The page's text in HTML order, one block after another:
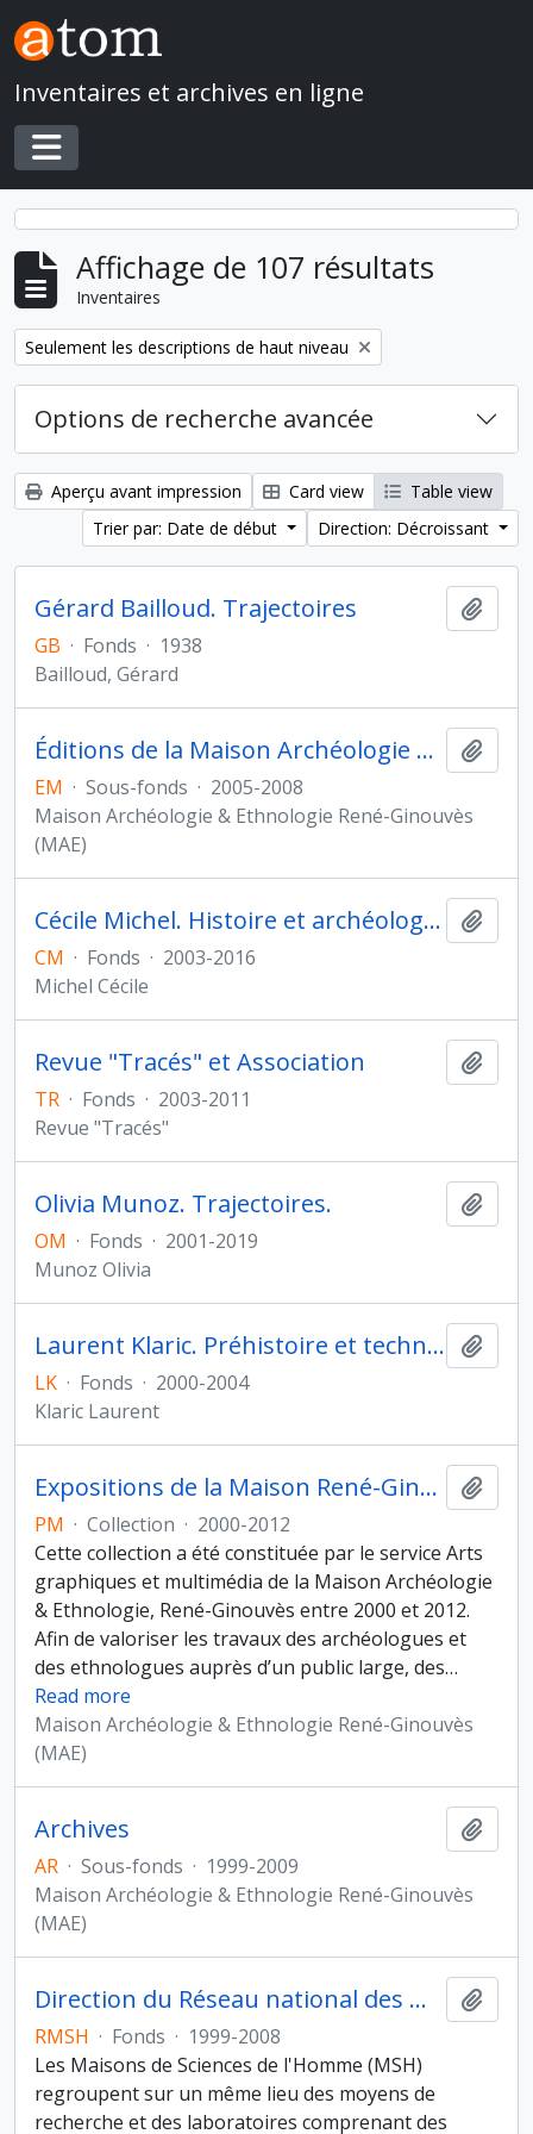
Skip to main content
Inventaires et archives en ligne
Toggle navigation
Affichage de 107 résultats
Inventaires
Remove filter:
Seulement les descriptions de haut niveau
Options de recherche avancée
Aperçu avant impression Card view
Table view
Trier par: Date de début
Direction: Décroissant
Gérard Bailloud. Trajectoires
GB · Fonds · 1938
Bailloud, Gérard
Éditions de la Maison Archéologie et Ethnologie René-Ginouvès
EM · Sous-fonds · 2005-2008
Maison Archéologie & Ethnologie René-Ginouvès
(MAE)
Cécile Michel. Histoire et archéologie de l'Orient cunéiforme
CM · Fonds · 2003-2016
Michel Cécile
Revue "Tracés" et Association
TR · Fonds · 2003-2011
Revue "Tracés"
Olivia Munoz. Trajectoires.
OM · Fonds · 2001-2019
Munoz Olivia
Laurent Klaric. Préhistoire et technologie
LK · Fonds · 2000-2004
Klaric Laurent
Expositions de la Maison René-Ginouvès, Archéologie et Ethnologie
PM · Collection · 2000-2012
Cette collection a été constituée par le service Arts
graphiques et multimédia de la Maison Archéologie
& Ethnologie, René-Ginouvès entre 2000 et 2012.
Afin de valoriser les travaux des archéologues et
des ethnologues auprès d’un public large, des…
Read more
Maison Archéologie & Ethnologie René-Ginouvès
(MAE)
Archives
AR · Sous-fonds · 1999-2009
Maison Archéologie & Ethnologie René-Ginouvès
(MAE)
Direction du Réseau national des Maisons des sciences de l'Homme
RMSH · Fonds · 1999-2008
Les Maisons de Sciences de l'Homme (MSH)
regroupent sur un même lieu des moyens de
recherche et des laboratoires comprenant des